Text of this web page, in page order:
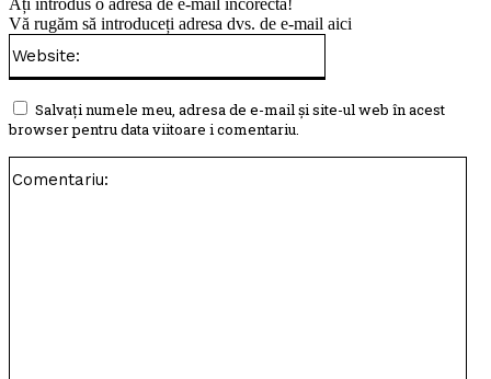
Ați introdus o adresă de e-mail incorectă!
Vă rugăm să introduceți adresa dvs. de e-mail aici
Salvați numele meu, adresa de e-mail și site-ul web în acest
browser pentru data viitoare i comentariu.